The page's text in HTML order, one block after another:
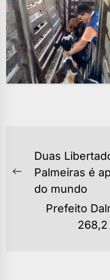
NAVEGAÇÃO
DE
POST
Previous
post:
Duas
Palmeiras é
do mundo
Prefeito
268,2